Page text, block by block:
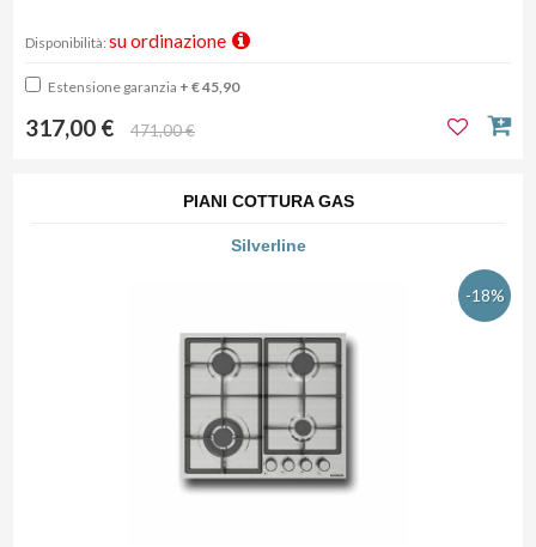
Disponibilità: su ordinazione
Estensione garanzia + € 45,90
317,00 € 471,00 €
PIANI COTTURA GAS
Silverline
-18%